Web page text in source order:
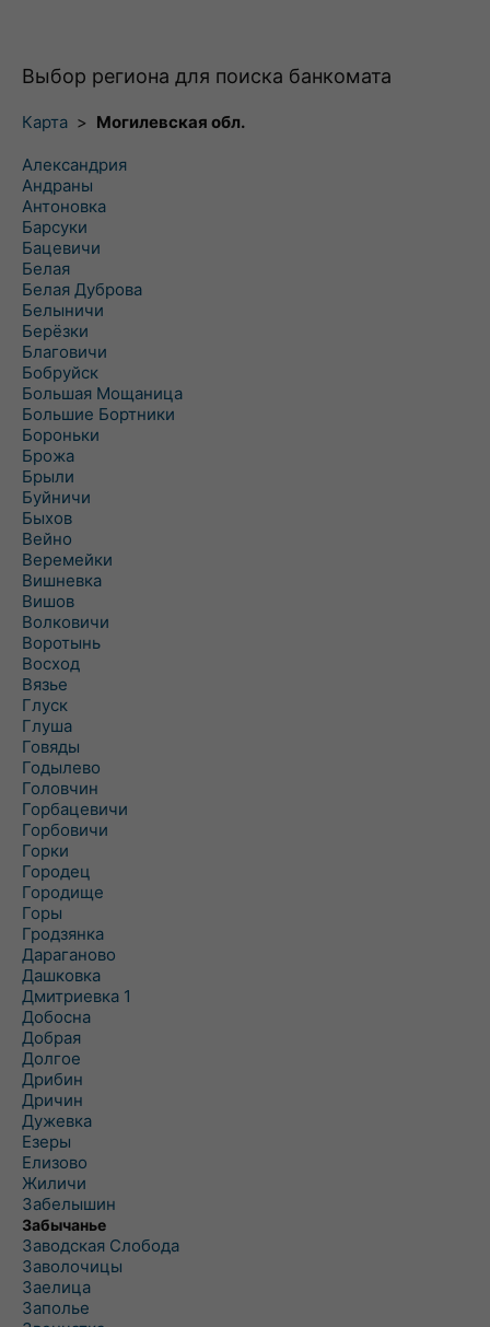
Выбор региона для поиска банкомата
Карта > Могилевская обл.
Александрия
Андраны
Антоновка
Барсуки
Бацевичи
Белая
Белая Дуброва
Белыничи
Берёзки
Благовичи
Бобруйск
Большая Мощаница
Большие Бортники
Бороньки
Брожа
Брыли
Буйничи
Быхов
Вейно
Веремейки
Вишневка
Вишов
Волковичи
Воротынь
Восход
Вязье
Глуск
Глуша
Говяды
Годылево
Головчин
Горбацевичи
Горбовичи
Горки
Городец
Городище
Горы
Гродзянка
Дараганово
Дашковка
Дмитриевка 1
Добосна
Добрая
Долгое
Дрибин
Дричин
Дужевка
Езеры
Елизово
Жиличи
Забелышин
Забычанье
Заводская Слобода
Заволочицы
Заелица
Заполье